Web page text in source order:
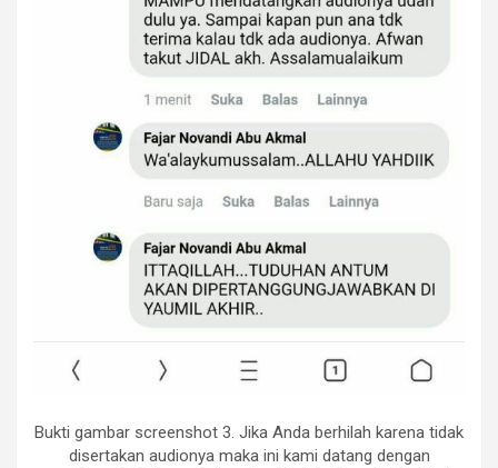
Bukti gambar screenshot 3. Jika Anda berhilah karena tidak
disertakan audionya maka ini kami datang dengan